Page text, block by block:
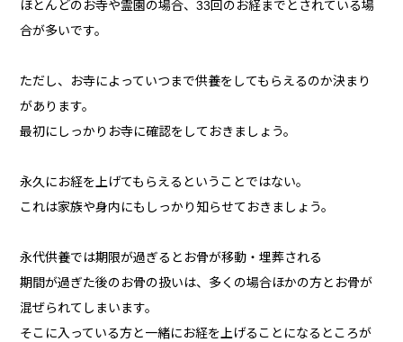
ほとんどのお寺や霊園の場合、33回のお経までとされている場
合が多いです。
ただし、お寺によっていつまで供養をしてもらえるのか決まり
があります。
最初にしっかりお寺に確認をしておきましょう。
永久にお経を上げてもらえるということではない。
これは家族や身内にもしっかり知らせておきましょう。
永代供養では期限が過ぎるとお骨が移動・埋葬される
期間が過ぎた後のお骨の扱いは、多くの場合ほかの方とお骨が
混ぜられてしまいます。
そこに入っている方と一緒にお経を上げることになるところが